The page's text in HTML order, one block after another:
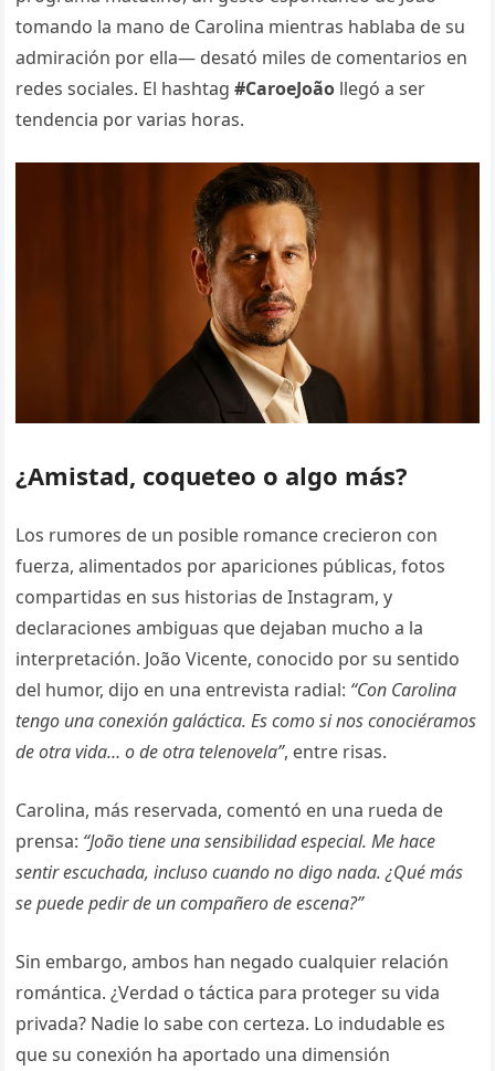
tomando la mano de Carolina mientras hablaba de su
admiración por ella— desató miles de comentarios en
redes sociales. El hashtag#CaroeJoão llegó a ser
tendencia por varias horas.
¿Amistad, coqueteo o algo más?
Los rumores de un posible romance crecieron con
fuerza, alimentados por apariciones públicas, fotos
compartidas en sus historias de Instagram, y
declaraciones ambiguas que dejaban mucho a la
interpretación. João Vicente, conocido por su sentido
del humor, dijo en una entrevista radial: “Con Carolina
tengo una conexión galáctica. Es como si nos conociéramos
de otra vida… o de otra telenovela”, entre risas.
Carolina, más reservada, comentó en una rueda de
prensa: “João tiene una sensibilidad especial. Me hace
sentir escuchada, incluso cuando no digo nada. ¿Qué más
se puede pedir de un compañero de escena?”
Sin embargo, ambos han negado cualquier relación
romántica. ¿Verdad o táctica para proteger su vida
privada? Nadie lo sabe con certeza. Lo indudable es
que su conexión ha aportado una dimensión